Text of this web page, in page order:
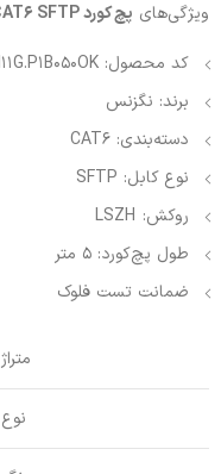
ویژگی‌های پچ کورد CAT6 SFTP نگزنس:
کد محصول: N11G.P1B050OK
برند: نگزنس
دسته‌بندی: CAT6
نوع کابل: SFTP
روکش: LSZH
طول پچ‌کورد: 5 متر
ضمانت تست فلوک
متراژ
نوع